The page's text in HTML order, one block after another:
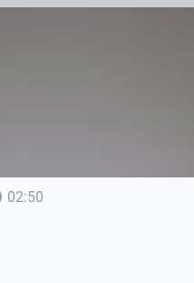
02:50